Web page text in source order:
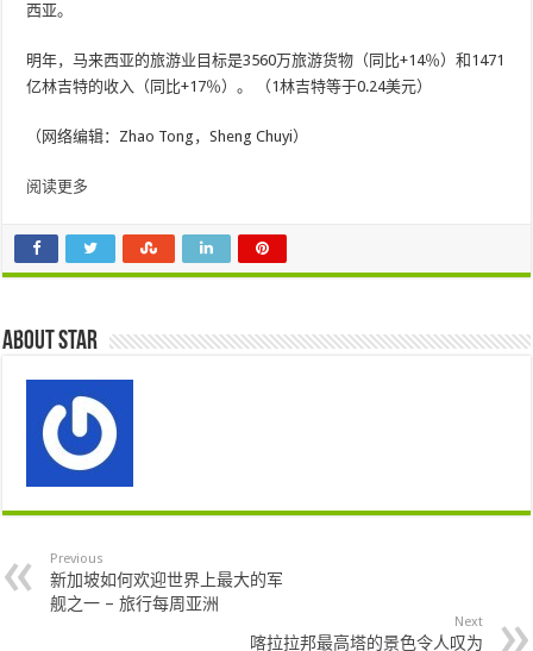
西亚。
明年，马来西亚的旅游业目标是3560万旅游货物（同比+14％）和1471
亿林吉特的收入（同比+17％）。 （1林吉特等于0.24美元）
（网络编辑：Zhao Tong，Sheng Chuyi）
阅读更多
About star
Previous
新加坡如何欢迎世界上最大的军
舰之一 – 旅行每周亚洲
Next
喀拉拉邦最高塔的景色令人叹为